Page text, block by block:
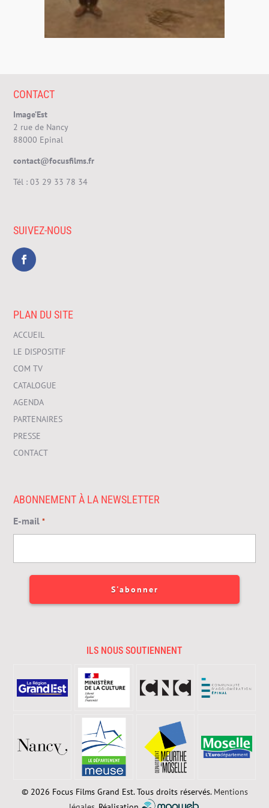
CONTACT
Image’Est
2 rue de Nancy
88000 Epinal
contact@focusfilms.fr
Tél :03 29 33 78 34
SUIVEZ-NOUS
PLAN DU SITE
ACCUEIL
LE DISPOSITIF
COM TV
CATALOGUE
AGENDA
PARTENAIRES
PRESSE
CONTACT
ABONNEMENT À LA NEWSLETTER
E-mail *
ILS NOUS SOUTIENNENT
© 2026 Focus Films Grand Est. Tous droits réservés. Mentions